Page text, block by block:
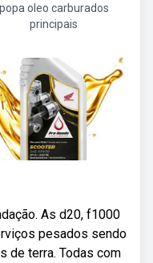
popa oleo carburados
principais
As d20, f1000
pesados sendo
de terra. Todas com